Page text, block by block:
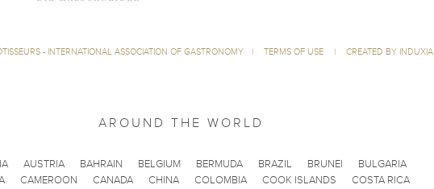
- INTERNATIONAL ASSOCIATION OF GASTRONOMY | TERMS OF USE | CREATED BY INDUXIA
AROUND THE WORLD
AUSTRIA BAHRAIN BELGIUM BERMUDA BRAZIL BRUNEI
BULGARIA
CAMEROON CANADA CHINA COLOMBIA COOK ISLANDS
COSTA RICA